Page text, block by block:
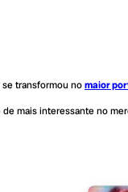
se transformou nomaior
mais interessante no